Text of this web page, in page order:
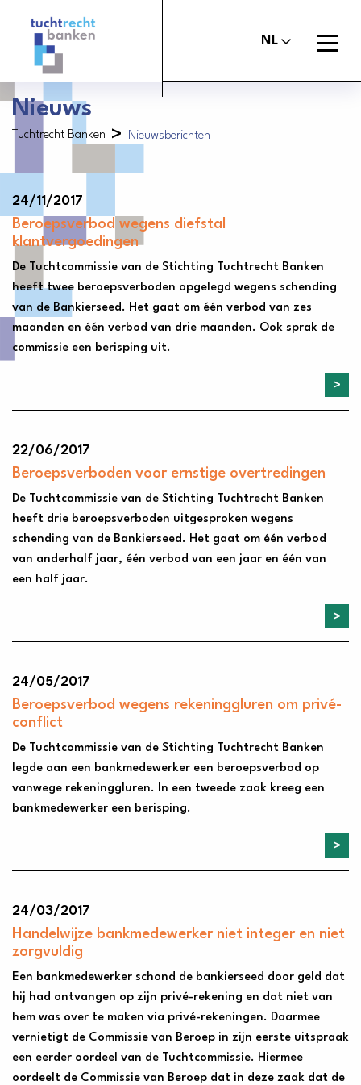
logo
Over het tuchtrecht
Organisatie
Nieuws
Contact
NL
Open
menu
Nieuws
Tuchtrecht Banken > Nieuwsberichten
24/11/2017
Beroepsverbod wegens diefstal
klantvergoedingen
De Tuchtcommissie van de Stichting Tuchtrecht Banken
heeft twee beroepsverboden opgelegd wegens schending
van de Bankierseed. Het gaat om één verbod van zes
maanden en één verbod van drie maanden. Ook sprak de
commissie een berisping uit.
22/06/2017
Beroepsverboden voor ernstige overtredingen
De Tuchtcommissie van de Stichting Tuchtrecht Banken
heeft drie beroepsverboden uitgesproken wegens
schending van de Bankierseed. Het gaat om één verbod
van anderhalf jaar, één verbod van een jaar en één van
een half jaar.
24/05/2017
Beroepsverbod wegens rekeninggluren om privé-
conflict
De Tuchtcommissie van de Stichting Tuchtrecht Banken
legde aan een bankmedewerker een beroepsverbod op
vanwege rekeninggluren. In een tweede zaak kreeg een
bankmedewerker een berisping.
24/03/2017
Handelwijze bankmedewerker niet integer en niet
zorgvuldig
Een bankmedewerker schond de bankierseed door geld dat
hij had ontvangen op zijn privé-rekening en dat niet van
hem was over te maken via privé-rekeningen. Daarmee
vernietigt de Commissie van Beroep in zijn eerste uitspraak
een eerder oordeel van de Tuchtcommissie. Hiermee
oordeelt de Commissie van Beroep dat in deze zaak dat de